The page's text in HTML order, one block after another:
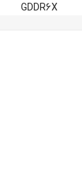
GDDR6X